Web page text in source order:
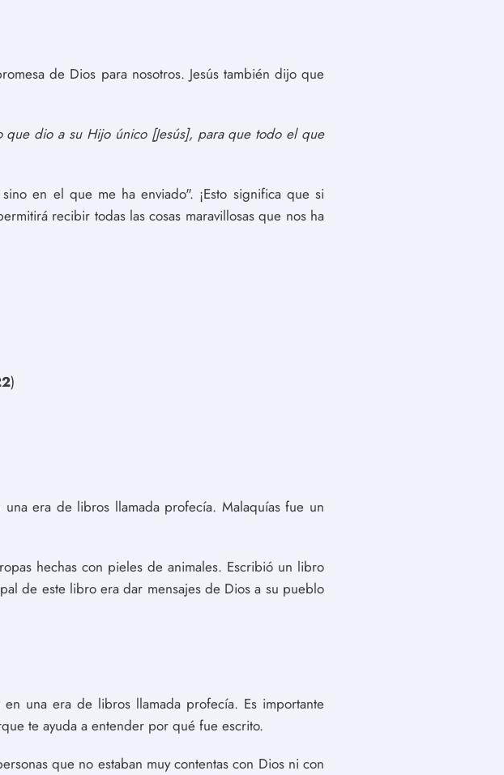
de Dios para nosotros. Jesús también dijo que
que dio a su Hijo único [Jesús], para que todo el que
en el que me ha enviado". ¡Esto significa que si
recibir todas las cosas maravillosas que nos ha
)
era de libros llamada profecía. Malaquías fue un
hechas con pieles de animales. Escribió un libro
de este libro era dar mensajes de Dios a su pueblo
una era de libros llamada profecía. Es importante
te ayuda a entender por qué fue escrito.
que no estaban muy contentas con Dios ni con